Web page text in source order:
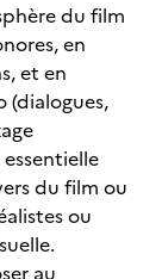
du film
en
et en
(dialogues,
du film ou
ou
au